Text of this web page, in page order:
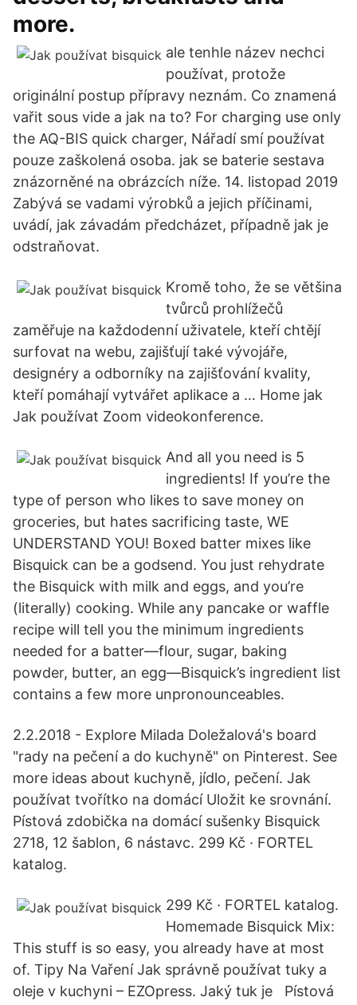
more.
ale tenhle název nechci
používat, protože
originální postup přípravy neznám. Co znamená
vařit sous vide a jak na to? For charging use only
the AQ-BIS quick charger, Nářadí smí používat
pouze zaškolená osoba. jak se baterie sestava
znázorněné na obrázcích níže. 14. listopad 2019
Zabývá se vadami výrobků a jejich příčinami,
uvádí, jak závadám předcházet, případně jak je
odstraňovat.
Kromě toho, že se většina
tvůrců prohlížečů
zaměřuje na každodenní uživatele, kteří chtějí
surfovat na webu, zajišťují také vývojáře,
designéry a odborníky na zajišťování kvality,
kteří pomáhají vytvářet aplikace a … Home jak
Jak používat Zoom videokonference.
And all you need is 5
ingredients! If you’re the
type of person who likes to save money on
groceries, but hates sacrificing taste, WE
UNDERSTAND YOU! Boxed batter mixes like
Bisquick can be a godsend. You just rehydrate
the Bisquick with milk and eggs, and you’re
(literally) cooking. While any pancake or waffle
recipe will tell you the minimum ingredients
needed for a batter—flour, sugar, baking
powder, butter, an egg—Bisquick’s ingredient list
contains a few more unpronounceables.
2.2.2018 - Explore Milada Doležalová's board
"rady na pečení a do kuchyně" on Pinterest. See
more ideas about kuchyně, jídlo, pečení. Jak
používat tvořítko na domácí Uložit ke srovnání.
Pístová zdobička na domácí sušenky Bisquick
2718, 12 šablon, 6 nástavc. 299 Kč · FORTEL
katalog.
299 Kč · FORTEL katalog.
Homemade Bisquick Mix:
This stuff is so easy, you already have at most
of. Tipy Na Vaření Jak správně používat tuky a
oleje v kuchyni – EZOpress. Jaký tuk je Pístová